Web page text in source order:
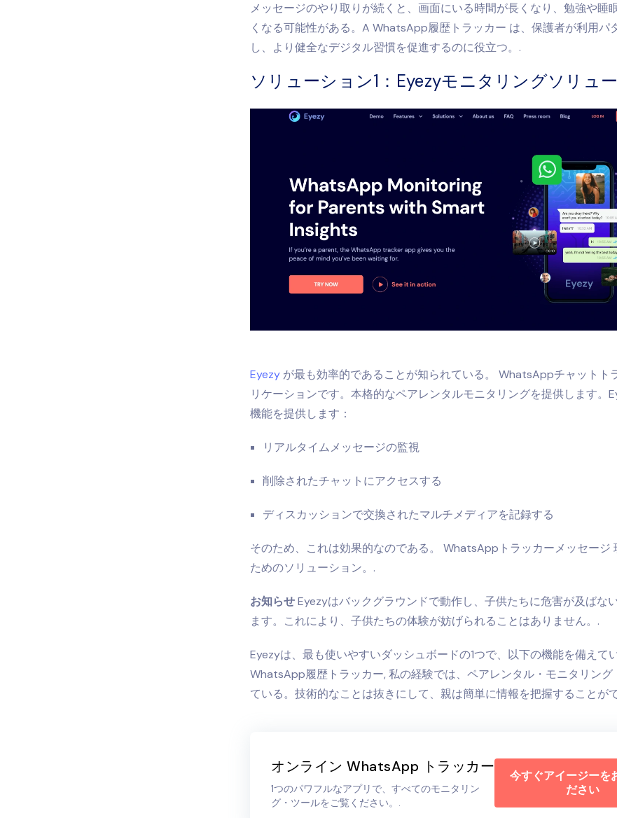
メッセージのやり取りが続くと、画面にいる時間が長くなり、勉強や睡
くなる可能性がある。A WhatsApp履歴トラッカー は、保護者が利用パ
し、より健全なデジタル習慣を促進するのに役立つ。.
ソリューション1：Eyezyモニタリングソリュ
Eyezy が最も効率的であることが知られている。 WhatsAppチャットト
リケーションです。本格的なペアレンタルモニタリングを提供します。
機能を提供します：
リアルタイムメッセージの監視
削除されたチャットにアクセスする
ディスカッションで交換されたマルチメディアを記録する
そのため、これは効果的なのである。 WhatsAppトラッカーメッセージ
ためのソリューション。.
お知らせEyezyはバックグラウンドで動作し、子供たちに危害が及ばな
ます。これにより、子供たちの体験が妨げられることはありません。.
Eyezyは、最も使いやすいダッシュボードの1つで、以下の機能を備えてい
WhatsApp履歴トラッカー, 私の経験では、ペアレンタル・モニタリング
ている。技術的なことは抜きにして、親は簡単に情報を把握することが
オンライン WhatsApp トラッカー
1つのパワフルなアプリで、すべてのモニタリン
グ・ツールをご覧ください。.
今すぐアイージーを
ださい